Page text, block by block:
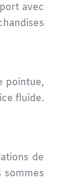
avec
pointue,
fluide.
de